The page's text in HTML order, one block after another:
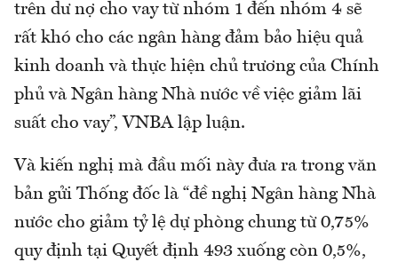
trên dư nợ cho vay từ nhóm 1 đến nhóm 4 sẽ
rất khó cho các ngân hàng đảm bảo hiệu quả
kinh doanh và thực hiện chủ trương của Chính
phủ và Ngân hàng Nhà nước về việc giảm lãi
suất cho vay”, VNBA lập luận.
Và kiến nghị mà đầu mối này đưa ra trong văn
bản gửi Thống đốc là “đề nghị Ngân hàng Nhà
nước cho giảm tỷ lệ dự phòng chung từ 0,75%
quy định tại Quyết định 493 xuống còn 0,5%,